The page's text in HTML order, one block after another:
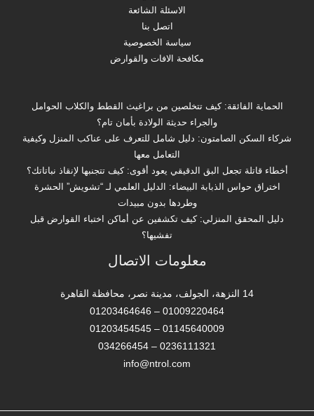
الاسئلة الشائعة
اتصل بنا
سياسة الخصوصية
مكافحة الافات والقوارض
الحماية الفائقة: كيف تتخلصين من براغيث القطط والكلاب الحوامل
والجراء حديثة الولادة بأمان تام؟
شركاء السكن الصامتون: دليل شامل للتعرف على عناكب المنزل وكيفية
التعامل معها
أخطاء قاتلة تجعل البق الدقيقي يعود أقوى: كيف تتجنبها لإنقاذ نباتاتك؟
اختراق حواس الذبابة البيضاء: الدليل العلمي لـ “تشويش” الحشرة
وطردها بدون مبيدات
دليل المحقق المنزلي: كيف تكشفين عن أماكن اختباء القوارض قبل
تفشيها؟
معلومات الاتصال
14 النزهة، الجولف، مدينة نصر، محافظة القاهرة‬
01009220464 – 01203464646
01145640009 – 01203454545
0236111321 – 034266454
info@ntrol.com